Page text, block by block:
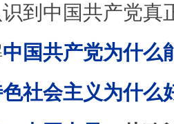
到中国共产党真
中国共产党为什么
社会主义为什么